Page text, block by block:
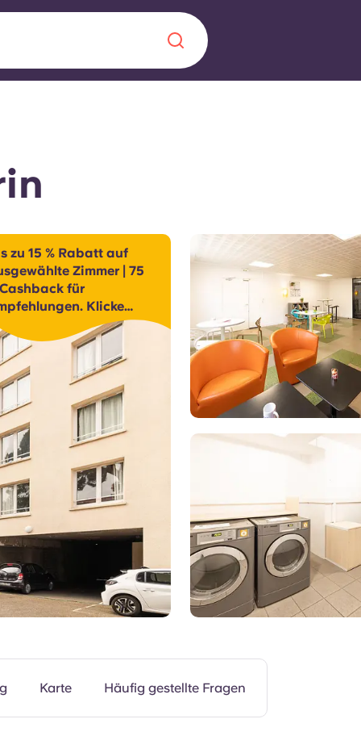
Sachen
sorgt für
für die
Über uns
Häufig
Blog
zu 15 % Rabatt auf
Zimmer | 75
für
Klicke
um mehr zu erfahren.
Fitnessstudio
Karte Häufig gestellte Fragen